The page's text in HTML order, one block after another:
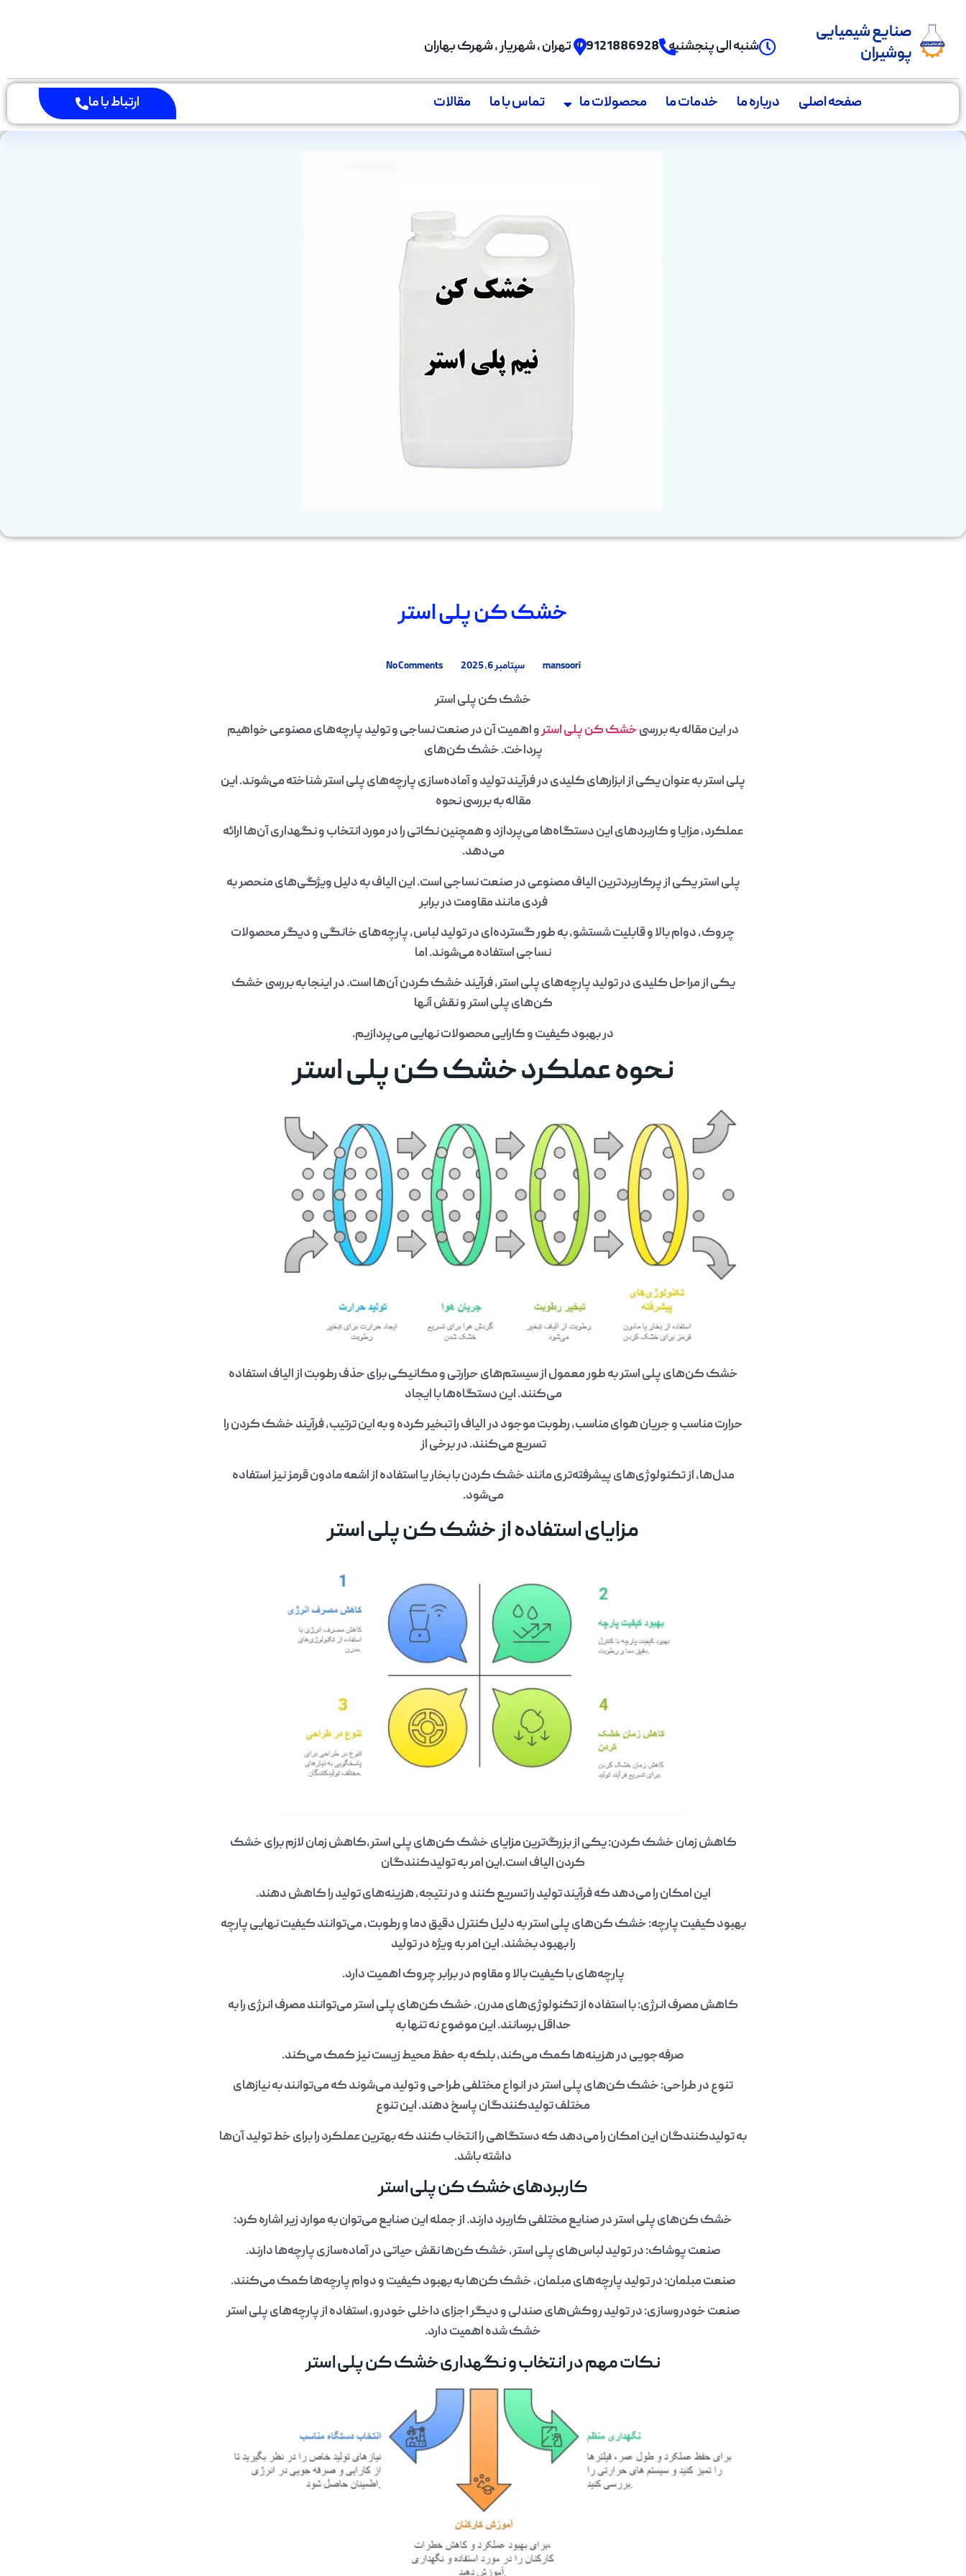
صنایع شیمیایی
پوشیران
شنبه الی پنجشنبه 09121886928 تهران , شهریار , شهرک بهاران
صفحه اصلی درباره ما خدمات ما محصولات ما تماس با ما مقالات ارتباط با ما
خشک کن پلی استر
mansoori سپتامبر 6, 2025 No Comments
خشک کن پلی استر
در این مقاله به بررسیخشک کن پلی استرو اهمیت آن در صنعت نساجی و تولید پارچه‌های مصنوعی خواهیم
پرداخت. خشک کن‌های
پلی استر به عنوان یکی از ابزارهای کلیدی در فرآیند تولید و آماده‌سازی پارچه‌های پلی استر شناخته می‌شوند. این
مقاله به بررسی نحوه
عملکرد، مزایا و کاربردهای این دستگاه‌ها می‌پردازد و همچنین نکاتی را در مورد انتخاب و نگهداری آن‌ها ارائه
می‌دهد.
پلی استر یکی از پرکاربردترین الیاف مصنوعی در صنعت نساجی است. این الیاف به دلیل ویژگی‌های منحصر به
فردی مانند مقاومت در برابر
چروک، دوام بالا و قابلیت شستشو، به طور گسترده‌ای در تولید لباس، پارچه‌های خانگی و دیگر محصولات
نساجی استفاده می‌شوند. اما
یکی از مراحل کلیدی در تولید پارچه‌های پلی استر، فرآیند خشک کردن آن‌ها است. در اینجا به بررسی خشک
کن‌های پلی استر و نقش آنها
در بهبود کیفیت و کارایی محصولات نهایی می‌پردازیم.
نحوه عملکرد خشک کن پلی استر
خشک کن‌های پلی استر به طور معمول از سیستم‌های حرارتی و مکانیکی برای حذف رطوبت از الیاف استفاده
می‌کنند. این دستگاه‌ها با ایجاد
حرارت مناسب و جریان هوای مناسب، رطوبت موجود در الیاف را تبخیر کرده و به این ترتیب، فرآیند خشک کردن را
تسریع می‌کنند. در برخی از
مدل‌ها، از تکنولوژی‌های پیشرفته‌تری مانند خشک کردن با بخار یا استفاده از اشعه مادون قرمز نیز استفاده
می‌شود.
مزایای استفاده از خشک کن پلی استر
کاهش زمان خشک کردن: یکی از بزرگ‌ترین مزایای خشک کن‌های پلی استر،کاهش زمان لازم برای خشک
کردن الیاف است.این امر به تولیدکنندگان
این امکان را می‌دهد که فرآیند تولید را تسریع کنند و در نتیجه، هزینه‌های تولید را کاهش دهند.
بهبود کیفیت پارچه: خشک کن‌های پلی استر به دلیل کنترل دقیق دما و رطوبت، می‌توانند کیفیت نهایی پارچه
را بهبود بخشند. این امر به ویژه در تولید
پارچه‌های با کیفیت بالا و مقاوم در برابر چروک اهمیت دارد.
کاهش مصرف انرژی: با استفاده از تکنولوژی‌های مدرن، خشک کن‌های پلی استر می‌توانند مصرف انرژی را به
حداقل برسانند. این موضوع نه تنها به
صرفه‌جویی در هزینه‌ها کمک می‌کند، بلکه به حفظ محیط زیست نیز کمک می‌کند.
تنوع در طراحی: خشک کن‌های پلی استر در انواع مختلفی طراحی و تولید می‌شوند که می‌توانند به نیازهای
مختلف تولیدکنندگان پاسخ دهند. این تنوع
به تولیدکنندگان این امکان را می‌دهد که دستگاهی را انتخاب کنند که بهترین عملکرد را برای خط تولید آن‌ها
داشته باشد.
کاربردهای خشک کن پلی استر
خشک کن‌های پلی استر در صنایع مختلفی کاربرد دارند. از جمله این صنایع می‌توان به موارد زیر اشاره کرد:
صنعت پوشاک: در تولید لباس‌های پلی استر، خشک کن‌ها نقش حیاتی در آماده‌سازی پارچه‌ها دارند.
صنعت مبلمان: در تولید پارچه‌های مبلمان، خشک کن‌ها به بهبود کیفیت و دوام پارچه‌ها کمک می‌کنند.
صنعت خودروسازی: در تولید روکش‌های صندلی و دیگر اجزای داخلی خودرو، استفاده از پارچه‌های پلی استر
خشک شده اهمیت دارد.
نکات مهم در انتخاب و نگهداری خشک کن پلی استر